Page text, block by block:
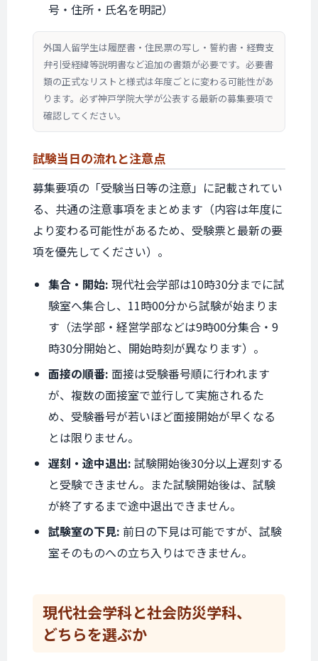
号・住所・氏名を明記）
外国人留学生は履歴書・住民票の写し・誓約書・経費支
弁引受経緯等説明書など追加の書類が必要です。必要書
類の正式なリストと様式は年度ごとに変わる可能性があ
ります。必ず神戸学院大学が公表する最新の募集要項で
確認してください。
試験当日の流れと注意点
募集要項の「受験当日等の注意」に記載されてい
る、共通の注意事項をまとめます（内容は年度に
より変わる可能性があるため、受験票と最新の要
項を優先してください）。
集合・開始: 現代社会学部は10時30分までに試
験室へ集合し、11時00分から試験が始まりま
す（法学部・経営学部などは9時00分集合・9
時30分開始と、開始時刻が異なります）。
面接の順番: 面接は受験番号順に行われます
が、複数の面接室で並行して実施されるた
め、受験番号が若いほど面接開始が早くなる
とは限りません。
遅刻・途中退出: 試験開始後30分以上遅刻する
と受験できません。また試験開始後は、試験
が終了するまで途中退出できません。
試験室の下見: 前日の下見は可能ですが、試験
室そのものへの立ち入りはできません。
現代社会学科と社会防災学科、
どちらを選ぶか